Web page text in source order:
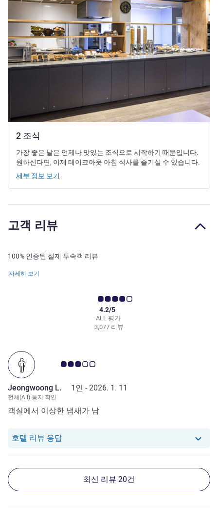
2 조식
가장 좋은 날은 언제나 맛있는 조식으로 시작하기 때문입니다.
원하신다면, 이제 테이크아웃 아침 식사를 즐기실 수 있습니다.
세부 정보 보기
고객 리뷰
100% 인증된 실제 투숙객 리뷰
자세히 보기
ALL 평가
4.2/5
3,077 리뷰
고객 평점 3.0/5
Jeongwoong L. 1인 - 2026. 1. 11
전체(All) 통지 확인
객실에서 이상한 냄새가 남
호텔 리뷰 응답당 호텔에서는 Jeongwoong L.로부터의 리뷰
최신 리뷰 20건